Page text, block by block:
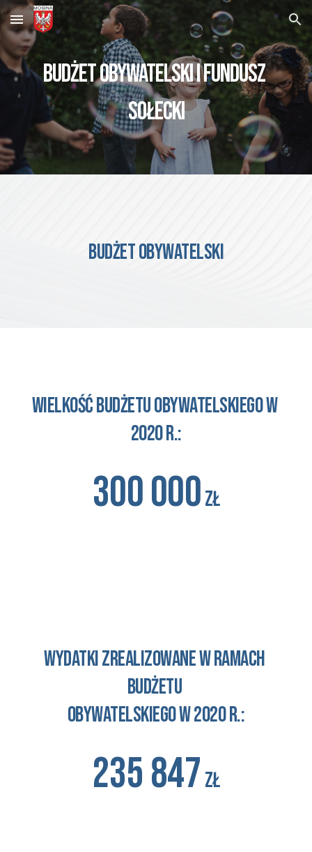
Skip to main content Skip to navigation
budżet obywatelski i fundusz
sołecki
budżet obywatelski
wielkość budżetu obywatelskiego w
2020 r.:
300 000zł
wydatki zrealizowane w ramach
budżetu
obywatelskiego w 2020 r.:
235 847 zł